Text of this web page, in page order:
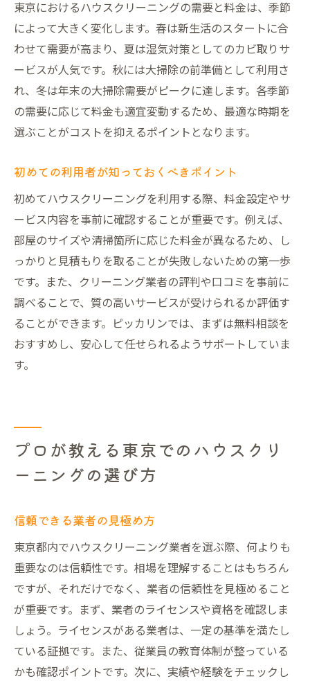
東京におけるハウスクリーニングの需要と料金は、季節
によって大きく変化します。春は新生活のスタートに合
わせて需要が高まり、夏は湿気対策としてのカビ取りサ
ービスが人気です。秋には大掃除の前準備として利用さ
れ、冬は年末の大掃除需要がピークに達します。各季節
の需要に応じて料金も適宜変動するため、最適な時期を
選ぶことがコストを抑えるポイントとなります。
初めての利用者が知っておくべきポイント
初めてハウスクリーニングを利用する際、料金設定やサ
ービス内容を事前に確認することが重要です。例えば、
部屋のサイズや清掃箇所に応じた料金が異なるため、し
っかりと見積もりを取ることが失敗しないための第一歩
です。また、クリーニング業者の評判や口コミを事前に
調べることで、質の高いサービスが受けられるか評価す
ることができます。ピッカリンでは、まずは無料相談を
おすすめし、安心して任せられるようサポートしていま
す。
プロが教える東京でのハウスクリ
ーニングの選び方
信頼できる業者の見極め方
東京都内でハウスクリーニング業者を選ぶ際、何よりも
重要なのは信頼性です。相場を理解することはもちろん
ですが、それだけでなく、業者の信頼性を見極めること
が重要です。まず、業者のライセンスや資格を確認しま
しょう。ライセンスがある業者は、一定の基準を満たし
ている証拠です。また、従業員の教育体制が整っている
かも確認ポイントです。次に、実績や経験をチェックし